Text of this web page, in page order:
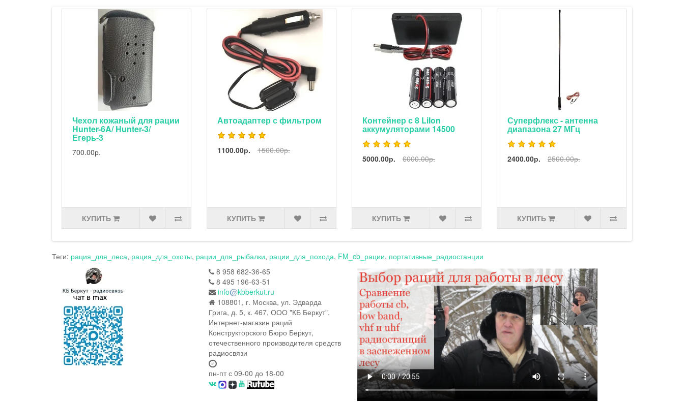
Чехол кожаный для рации
Hunter-6A/ Hunter-3/
Егерь-3
700.00р.
КУПИТЬ
Автоадаптер с фильтром
1100.00р. 1500.00р.
КУПИТЬ
Контейнер с 8 LiIon
аккумуляторами 14500
5000.00р. 6000.00р.
КУПИТЬ
Суперфлекс - антенна
диапазона 27 МГц
2400.00р. 2500.00р.
КУПИТЬ
Теги: рация_для_леса, рация_для_охоты, рации_для_рыбалки, рации_для_похода, FM_cb_рации, портативные_радиостанции
8 958 682-36-65
8 495 196-63-51
info
kbberkut.ru
108801, г. Москва, ул. Эдварда
Грига, д. 5, к. 467, ООО "КБ Беркут".
Интернет-магазин раций
Конструкторского Бюро Беркут,
отечественного производителя средств
радиосвязи
пн-пт с 09-00 до 18-00